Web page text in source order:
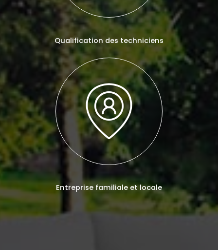
Qualification des techniciens
Entreprise familiale et locale